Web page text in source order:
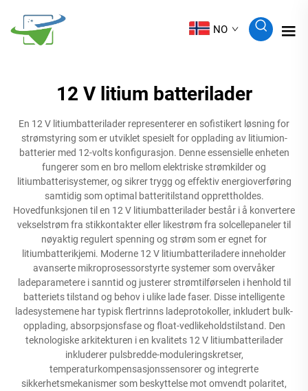
NO
12 V litium batterilader
En 12 V litiumbatterilader representerer en sofistikert løsning for
strømstyring som er utviklet spesielt for opplading av litiumion-
batterier med 12-volts konfigurasjon. Denne essensielle enheten
fungerer som en bro mellom elektriske strømkilder og
litiumbatterisystemer, og sikrer trygg og effektiv energioverføring
samtidig som optimal batteritilstand opprettholdes.
Hovedfunksjonen til en 12 V litiumbatterilader består i å konvertere
vekselstrøm fra stikkontakter eller likestrøm fra solcellepaneler til
nøyaktig regulert spenning og strøm som er egnet for
litiumbatterikjemi. Moderne 12 V litiumbatteriladere inneholder
avanserte mikroprosessorstyrte systemer som overvåker
ladeparametere i sanntid og justerer strømtilførselen i henhold til
batteriets tilstand og behov i ulike lade faser. Disse intelligente
ladesystemene har typisk flertrinns ladeprotokoller, inkludert bulk-
opplading, absorpsjonsfase og float-vedlikeholdstilstand. Den
teknologiske arkitekturen i en kvalitets 12 V litiumbatterilader
inkluderer pulsbredde-moduleringskretser,
temperaturkompensasjonssensorer og integrerte
sikkerhetsmekanismer som beskyttelse mot omvendt polaritet,